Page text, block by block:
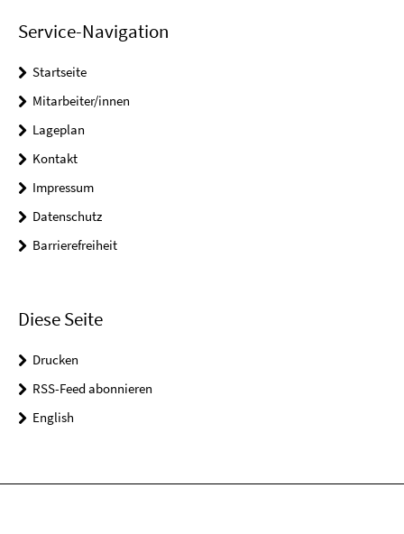
Service-Navigation
Startseite
Mitarbeiter/innen
Lageplan
Kontakt
Impressum
Datenschutz
Barrierefreiheit
Diese Seite
Drucken
RSS-Feed abonnieren
English